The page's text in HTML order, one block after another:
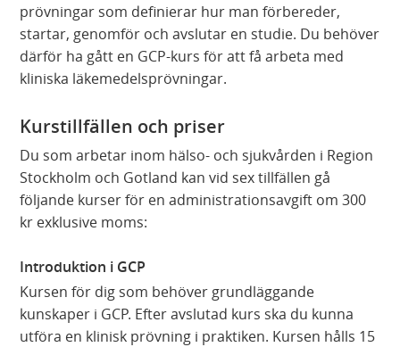
prövningar som definierar hur man förbereder,
startar, genomför och avslutar en studie. Du behöver
därför ha gått en GCP-kurs för att få arbeta med
kliniska läkemedelsprövningar.
Kurstillfällen och priser
Du som arbetar inom hälso- och sjukvården i Region
Stockholm och Gotland kan vid sex tillfällen gå
följande kurser för en administrationsavgift om 300
kr exklusive moms:
Introduktion i GCP
Kursen för dig som behöver grundläggande
kunskaper i GCP. Efter avslutad kurs ska du kunna
utföra en klinisk prövning i praktiken. Kursen hålls 15